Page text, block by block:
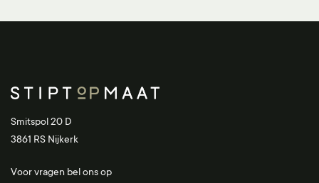
Smitspol 20 D
3861 RS Nijkerk
Voor vragen bel ons op